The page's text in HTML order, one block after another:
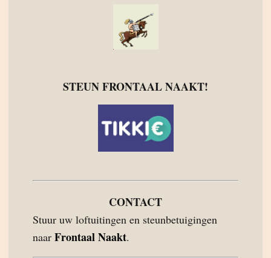
STEUN FRONTAAL NAAKT!
CONTACT
Stuur uw loftuitingen en steunbetuigingen
naar Frontaal Naakt.